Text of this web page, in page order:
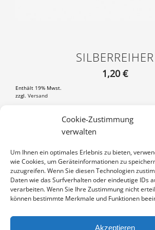
Cookie-Zustimmung
verwalten
Um Ihnen ein optimales Erlebnis zu bieten,
wie Cookies, um Geräteinformationen zu
zuzugreifen. Wenn Sie diesen Technologien
Daten wie das Surfverhalten oder eindeutige IDs
verarbeiten. Wenn Sie Ihre Zustimmung nicht
können bestimmte Merkmale und Funktionen
Akzeptieren
SILBERREIHER
1,20 €
Enthält 19% Mwst.
zzgl. Versand
IN DEN WARENKORB
Artikelnummer:PK-17120235
Kategorie: Vögel